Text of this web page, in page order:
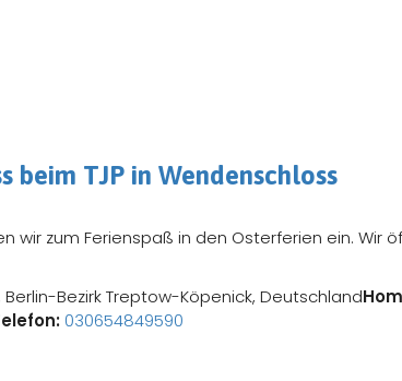
beim TJP in Wendenschloss
wir zum Ferienspaß in den Osterferien ein. Wir
Berlin-Bezirk Treptow-Köpenick, Deutschland
030654849590